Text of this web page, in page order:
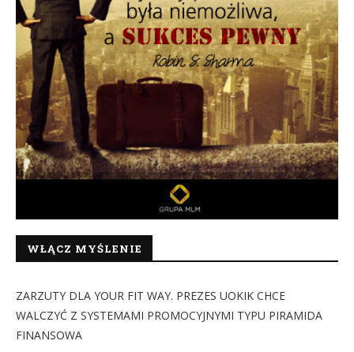
WŁĄCZ MYŚLENIE
ZARZUTY DLA YOUR FIT WAY. PREZES UOKIK CHCE
WALCZYĆ Z SYSTEMAMI PROMOCYJNYMI TYPU PIRAMIDA
FINANSOWA